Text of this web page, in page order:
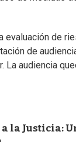
evaluación de
de
La audiencia
la Justicia: